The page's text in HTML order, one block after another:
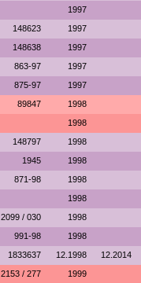
1997
148623 1997
148638 1997
863-97 1997
875-97 1997
89847 1998
1998
148797 1998
1945 1998
871-98 1998
1998
2099 / 030 1998
991-98 1998
1833637 12.1998 12.2014
2153 / 277 1999